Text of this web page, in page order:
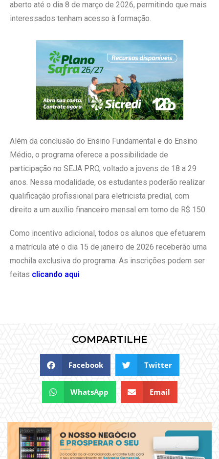
aberto até o dia 8 de março de 2026, permitindo que mais
interessados tenham acesso à formação.
Além da conclusão do Ensino Fundamental e do Ensino
Médio, o programa oferece a possibilidade de
participação no SEJA PRO, voltado a jovens de 18 a 29
anos. Nessa modalidade, os estudantes poderão realizar
qualificação profissional para eletricista predial, com
direito a um auxílio financeiro mensal em torno de R$ 150.
Como incentivo adicional, todos os alunos que efetuarem
a matrícula até o dia 15 de janeiro de 2026 receberão uma
mochila exclusiva do programa. As inscrições podem ser
feitas clicando aqui
COMPARTILHE
Facebook Twitter
WhatsApp Email